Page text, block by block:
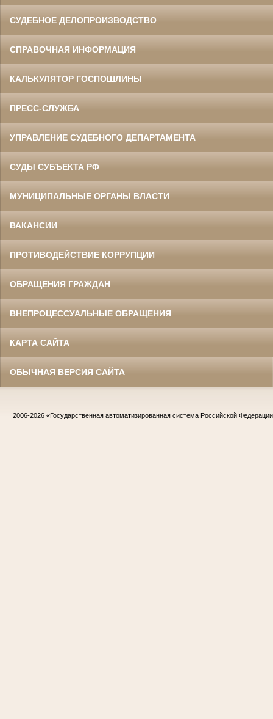
СУДЕБНОЕ ДЕЛОПРОИЗВОДСТВО
СПРАВОЧНАЯ ИНФОРМАЦИЯ
КАЛЬКУЛЯТОР ГОСПОШЛИНЫ
ПРЕСС-СЛУЖБА
УПРАВЛЕНИЕ СУДЕБНОГО ДЕПАРТАМЕНТА
СУДЫ СУБЪЕКТА РФ
МУНИЦИПАЛЬНЫЕ ОРГАНЫ ВЛАСТИ
ВАКАНСИИ
ПРОТИВОДЕЙСТВИЕ КОРРУПЦИИ
ОБРАЩЕНИЯ ГРАЖДАН
ВНЕПРОЦЕССУАЛЬНЫЕ ОБРАЩЕНИЯ
КАРТА САЙТА
ОБЫЧНАЯ ВЕРСИЯ САЙТА
2006-2026 «Государственная автоматизированная система Российской